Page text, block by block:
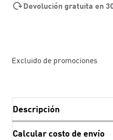
Devolución gratuita en
Excluido de promociones
Descripción
Calcular costo de envío